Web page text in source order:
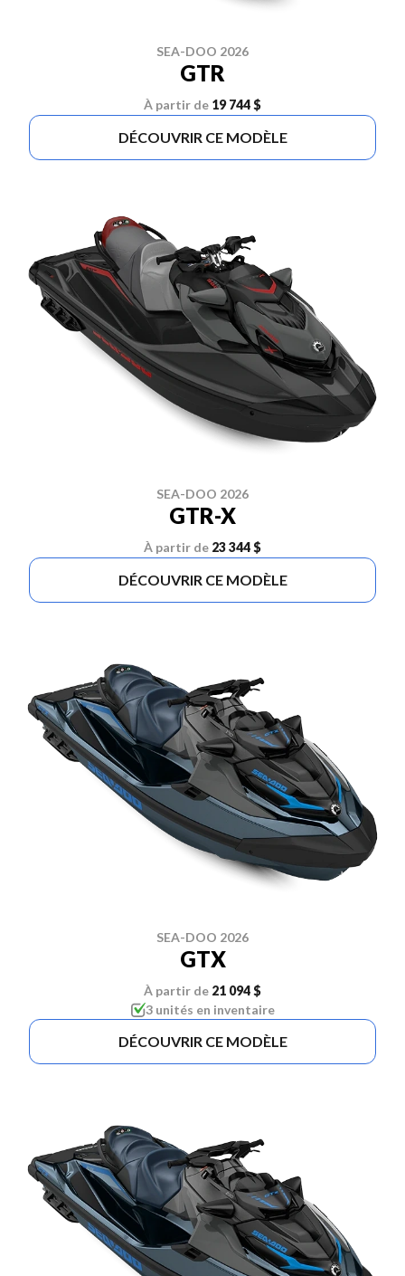
SEA-DOO 2026
GTR
À partir de 19 744 $
DÉCOUVRIR CE MODÈLE
SEA-DOO 2026
GTR-X
À partir de 23 344 $
DÉCOUVRIR CE MODÈLE
SEA-DOO 2026
GTX
À partir de 21 094 $
3 unités en inventaire
DÉCOUVRIR CE MODÈLE